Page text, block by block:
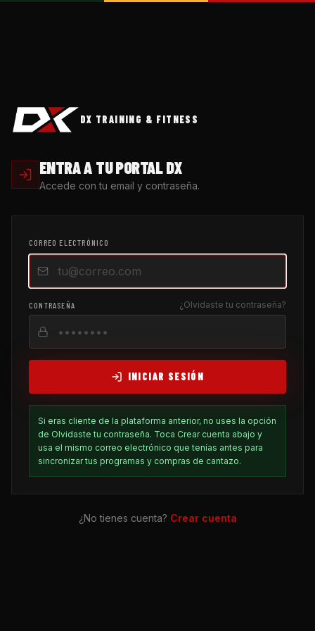
DX TRAINING & FITNESS
ENTRA A TU PORTAL DX
Accede con tu email y contraseña.
CORREO ELECTRÓNICO
CONTRASEÑA ¿Olvidaste tu contraseña?
INICIAR SESIÓN
Si eras cliente de la plataforma anterior, no uses la opción
de Olvidaste tu contraseña. Toca Crear cuenta abajo y
usa el mismo correo electrónico que tenías antes para
sincronizar tus programas y compras de cantazo.
¿No tienes cuenta? Crear cuenta